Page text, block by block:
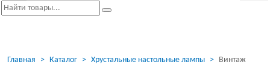
Главная Каталог Хрустальные настольные лампы Винтаж